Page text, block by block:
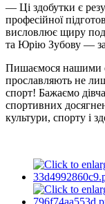
— Ці здобутки є
професійної
висловлює щиру
та Юрію Зубову — за
Пишаємося нашими
прославляють не
спорт! Бажаємо
спортивних
культури, спорту і